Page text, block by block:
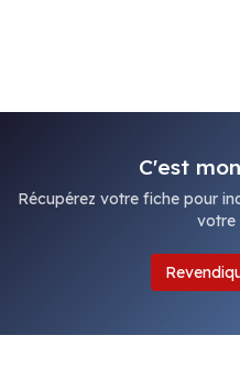
C'est
Récupérez votre fiche pour
votre